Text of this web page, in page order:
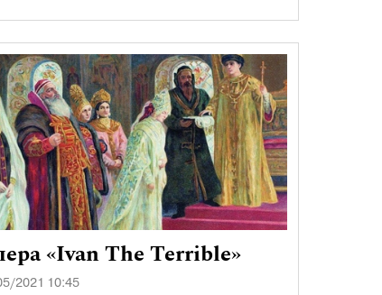
«Ivan The Terrible»
2021 10:45